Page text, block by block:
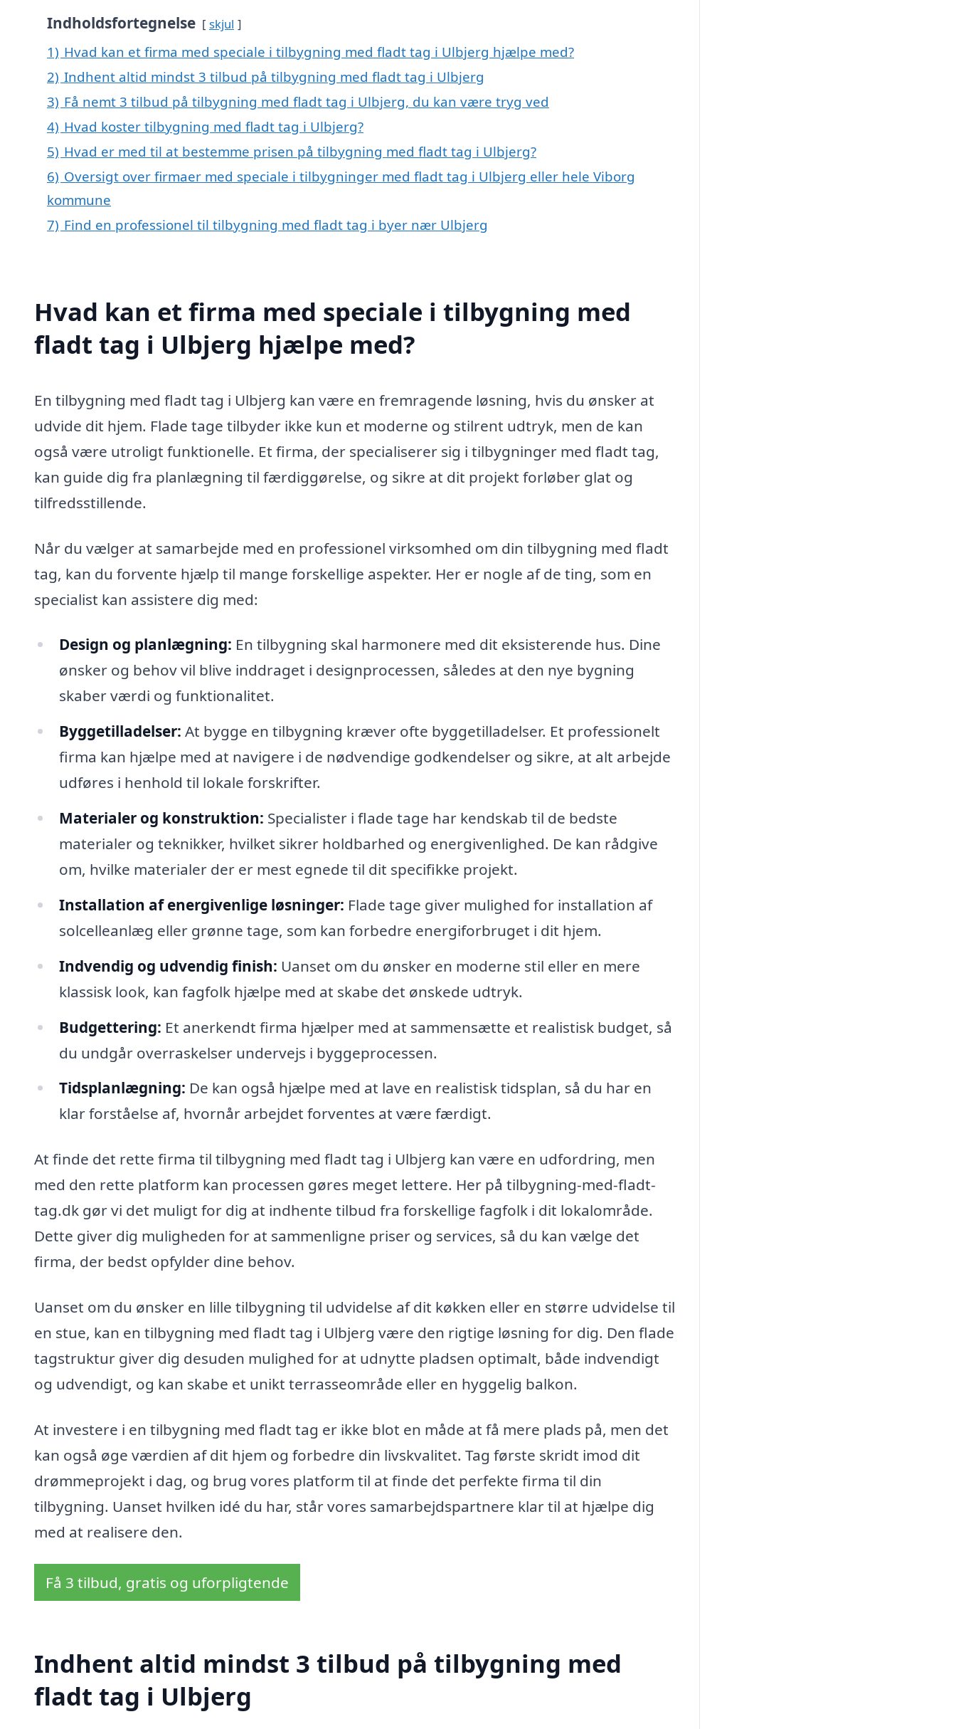
Indholdsfortegnelse skjul
1) Hvad kan et firma med speciale i tilbygning med fladt tag i Ulbjerg hjælpe med?
2) Indhent altid mindst 3 tilbud på tilbygning med fladt tag i Ulbjerg
3) Få nemt 3 tilbud på tilbygning med fladt tag i Ulbjerg, du kan være tryg ved
4) Hvad koster tilbygning med fladt tag i Ulbjerg?
5) Hvad er med til at bestemme prisen på tilbygning med fladt tag i Ulbjerg?
6) Oversigt over firmaer med speciale i tilbygninger med fladt tag i Ulbjerg eller hele Viborg
kommune
7) Find en professionel til tilbygning med fladt tag i byer nær Ulbjerg
Hvad kan et firma med speciale i tilbygning med
fladt tag i Ulbjerg hjælpe med?
En tilbygning med fladt tag i Ulbjerg kan være en fremragende løsning, hvis du ønsker at
udvide dit hjem. Flade tage tilbyder ikke kun et moderne og stilrent udtryk, men de kan
også være utroligt funktionelle. Et firma, der specialiserer sig i tilbygninger med fladt tag,
kan guide dig fra planlægning til færdiggørelse, og sikre at dit projekt forløber glat og
tilfredsstillende.
Når du vælger at samarbejde med en professionel virksomhed om din tilbygning med fladt
tag, kan du forvente hjælp til mange forskellige aspekter. Her er nogle af de ting, som en
specialist kan assistere dig med:
Design og planlægning: En tilbygning skal harmonere med dit eksisterende hus. Dine
ønsker og behov vil blive inddraget i designprocessen, således at den nye bygning
skaber værdi og funktionalitet.
Byggetilladelser: At bygge en tilbygning kræver ofte byggetilladelser. Et professionelt
firma kan hjælpe med at navigere i de nødvendige godkendelser og sikre, at alt arbejde
udføres i henhold til lokale forskrifter.
Materialer og konstruktion: Specialister i flade tage har kendskab til de bedste
materialer og teknikker, hvilket sikrer holdbarhed og energivenlighed. De kan rådgive
om, hvilke materialer der er mest egnede til dit specifikke projekt.
Installation af energivenlige løsninger: Flade tage giver mulighed for installation af
solcelleanlæg eller grønne tage, som kan forbedre energiforbruget i dit hjem.
Indvendig og udvendig finish: Uanset om du ønsker en moderne stil eller en mere
klassisk look, kan fagfolk hjælpe med at skabe det ønskede udtryk.
Budgettering: Et anerkendt firma hjælper med at sammensætte et realistisk budget, så
du undgår overraskelser undervejs i byggeprocessen.
Tidsplanlægning: De kan også hjælpe med at lave en realistisk tidsplan, så du har en
klar forståelse af, hvornår arbejdet forventes at være færdigt.
At finde det rette firma til tilbygning med fladt tag i Ulbjerg kan være en udfordring, men
med den rette platform kan processen gøres meget lettere. Her på tilbygning-med-fladt-
tag.dk gør vi det muligt for dig at indhente tilbud fra forskellige fagfolk i dit lokalområde.
Dette giver dig muligheden for at sammenligne priser og services, så du kan vælge det
firma, der bedst opfylder dine behov.
Uanset om du ønsker en lille tilbygning til udvidelse af dit køkken eller en større udvidelse til
en stue, kan en tilbygning med fladt tag i Ulbjerg være den rigtige løsning for dig. Den flade
tagstruktur giver dig desuden mulighed for at udnytte pladsen optimalt, både indvendigt
og udvendigt, og kan skabe et unikt terrasseområde eller en hyggelig balkon.
At investere i en tilbygning med fladt tag er ikke blot en måde at få mere plads på, men det
kan også øge værdien af dit hjem og forbedre din livskvalitet. Tag første skridt imod dit
drømmeprojekt i dag, og brug vores platform til at finde det perfekte firma til din
tilbygning. Uanset hvilken idé du har, står vores samarbejdspartnere klar til at hjælpe dig
med at realisere den.
Få 3 tilbud, gratis og uforpligtende
Indhent altid mindst 3 tilbud på tilbygning med
fladt tag i Ulbjerg